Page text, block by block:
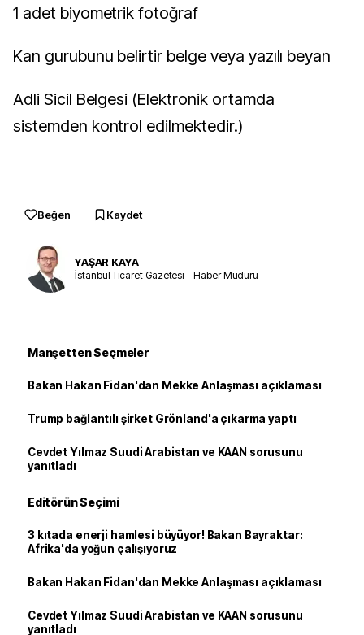
1 adet biyometrik fotoğraf
Kan gurubunu belirtir belge veya yazılı beyan
Adli Sicil Belgesi (Elektronik ortamda
sistemden kontrol edilmektedir.)
Beğen Kaydet
YAŞAR KAYA
İstanbul Ticaret Gazetesi – Haber Müdürü
Manşetten Seçmeler
Bakan Hakan Fidan'dan Mekke Anlaşması açıklaması
Trump bağlantılı şirket Grönland'a çıkarma yaptı
Cevdet Yılmaz Suudi Arabistan ve KAAN sorusunu
yanıtladı
Editörün Seçimi
3 kıtada enerji hamlesi büyüyor! Bakan Bayraktar:
Afrika'da yoğun çalışıyoruz
Bakan Hakan Fidan'dan Mekke Anlaşması açıklaması
Cevdet Yılmaz Suudi Arabistan ve KAAN sorusunu
yanıtladı